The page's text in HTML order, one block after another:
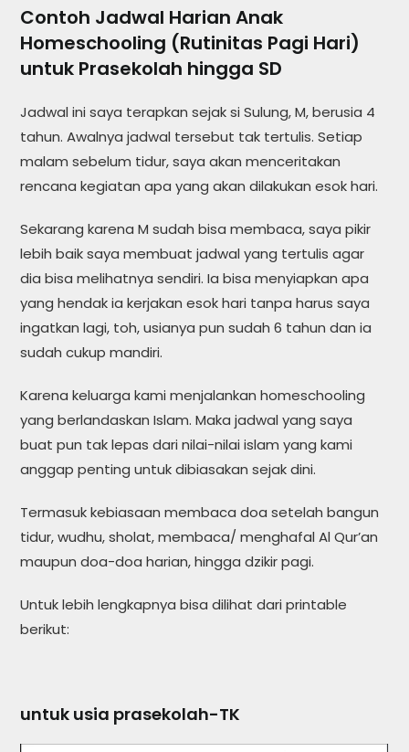
Contoh Jadwal Harian Anak
Homeschooling (Rutinitas Pagi Hari)
untuk Prasekolah hingga SD
Jadwal ini saya terapkan sejak si Sulung, M, berusia 4
tahun. Awalnya jadwal tersebut tak tertulis. Setiap
malam sebelum tidur, saya akan menceritakan
rencana kegiatan apa yang akan dilakukan esok hari.
Sekarang karena M sudah bisa membaca, saya pikir
lebih baik saya membuat jadwal yang tertulis agar
dia bisa melihatnya sendiri. Ia bisa menyiapkan apa
yang hendak ia kerjakan esok hari tanpa harus saya
ingatkan lagi, toh, usianya pun sudah 6 tahun dan ia
sudah cukup mandiri.
Karena keluarga kami menjalankan homeschooling
yang berlandaskan Islam. Maka jadwal yang saya
buat pun tak lepas dari nilai-nilai islam yang kami
anggap penting untuk dibiasakan sejak dini.
Termasuk kebiasaan membaca doa setelah bangun
tidur, wudhu, sholat, membaca/ menghafal Al Qur’an
maupun doa-doa harian, hingga dzikir pagi.
Untuk lebih lengkapnya bisa dilihat dari printable
berikut:
untuk usia prasekolah-TK